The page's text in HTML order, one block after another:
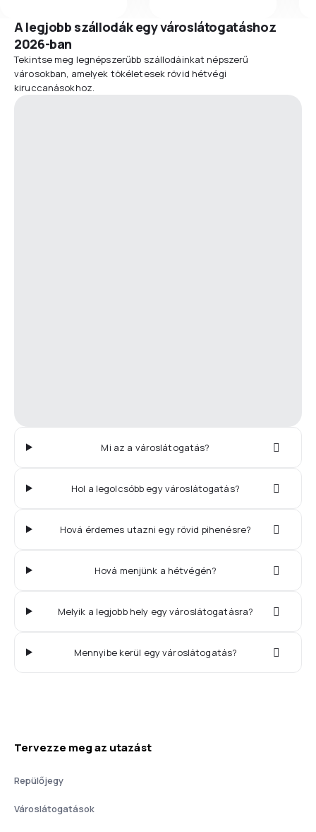
A legjobb szállodák egy városlátogatáshoz
2026-ban
Tekintse meg legnépszerűbb szállodáinkat népszerű
városokban, amelyek tökéletesek rövid hétvégi
kiruccanásokhoz.
Mi az a városlátogatás?
Hol a legolcsóbb egy városlátogatás?
Hová érdemes utazni egy rövid pihenésre?
Hová menjünk a hétvégén?
Melyik a legjobb hely egy városlátogatásra?
Mennyibe kerül egy városlátogatás?
Tervezze meg az utazást
Repülőjegy
Városlátogatások